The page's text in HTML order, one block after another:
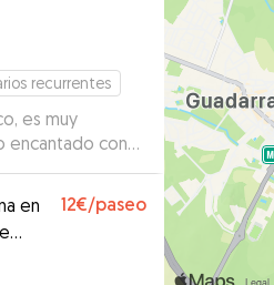
recurrentes
es muy
encantado con
en
12€/paseo